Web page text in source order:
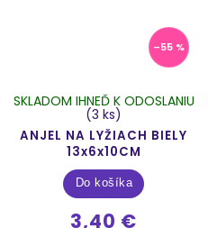
–55 %
ANJEL NA LYŽIACH BIELY
13x6x10CM
SKLADOM IHNEĎ K ODOSLANIU
(3 ks)
3,40 €
Do košíka